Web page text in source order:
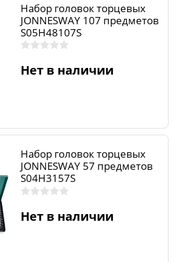
Набор головок торцевых
JONNESWAY 107 предметов
S05H48107S
Нет в наличии
Набор головок торцевых
JONNESWAY 57 предметов
S04H3157S
Нет в наличии